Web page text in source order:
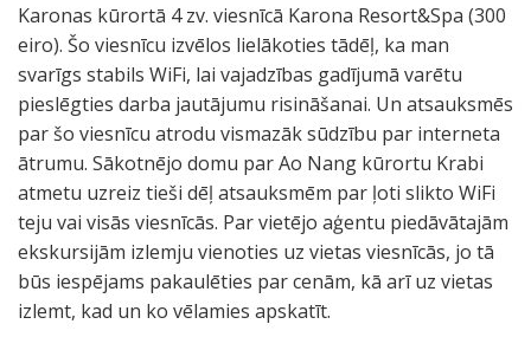
Karonas kūrortā 4 zv. viesnīcā Karona Resort&Spa (300
eiro). Šo viesnīcu izvēlos lielākoties tādēļ, ka man
svarīgs stabils WiFi, lai vajadzības gadījumā varētu
pieslēgties darba jautājumu risināšanai. Un atsauksmēs
par šo viesnīcu atrodu vismazāk sūdzību par interneta
ātrumu. Sākotnējo domu par Ao Nang kūrortu Krabi
atmetu uzreiz tieši dēļ atsauksmēm par ļoti slikto WiFi
teju vai visās viesnīcās. Par vietējo aģentu piedāvātajām
ekskursijām izlemju vienoties uz vietas viesnīcās, jo tā
būs iespējams pakaulēties par cenām, kā arī uz vietas
izlemt, kad un ko vēlamies apskatīt.